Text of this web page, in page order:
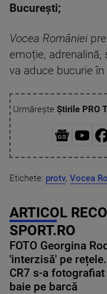
București;
Vocea României
emoție,
va aduce bucurie
Urmărește Știrile PRO
Etichete: protv, Vocea
ARTICOL
SPORT.RO
FOTO Georgina
'interzisă' pe
CR7 s-a
baie pe barcă